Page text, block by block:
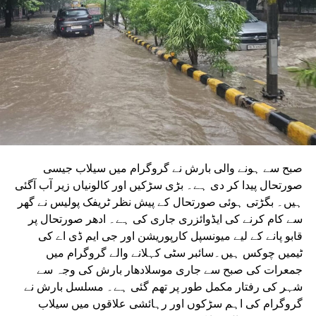
شروع کرنے کے لئے ایل این ٹی نامی ایجنسی کا انتخاب کیا گیا
ہے۔ یہ ایجنسی دونوں راستوں پر تعمیراتی کام کرے گی۔
دونوں راستوں پر سول کام کے لیے منتخب کردہ ایجنسی لارسن
اینڈ ٹوبرو (L&T) ہے۔ سول ورک کی تخمینہ لاگت 1,200 کروڑ
ہے۔اس لائن پر آٹھ اسٹیشن بنائے جائیں گے۔ ان میں
سیکٹر-38A بوٹینیکل گارڈن، سیکٹر-44، نوئیڈا آفس، سیکٹر-96،
سیکٹر-97، سیکٹر-105، سیکٹر-108، سیکٹر-93، اور پنچشیل
بوائز انٹر کالج شامل ہوں گے۔
صبح سے ہونے والی بارش نے گروگرام میں سیلاب جیسی
صورتحال پیدا کر دی ہے۔ بڑی سڑکیں اور کالونیاں زیر آب آگئی
ہیں۔ بگڑتی ہوئی صورتحال کے پیش نظر ٹریفک پولیس نے گھر
سے کام کرنے کی ایڈوائزری جاری کی ہے۔ ادھر صورتحال پر
قابو پانے کے لیے میونسپل کارپوریشن اور جی ایم ڈی اے کی
ٹیمیں چوکس ہیں۔سائبر سٹی کہلانے والے گروگرام میں
جمعرات کی صبح سے جاری موسلادھار بارش کی وجہ سے
شہر کی رفتار مکمل طور پر تھم گئی ہے۔ مسلسل بارش نے
گروگرام کی اہم سڑکوں اور رہائشی علاقوں میں سیلاب